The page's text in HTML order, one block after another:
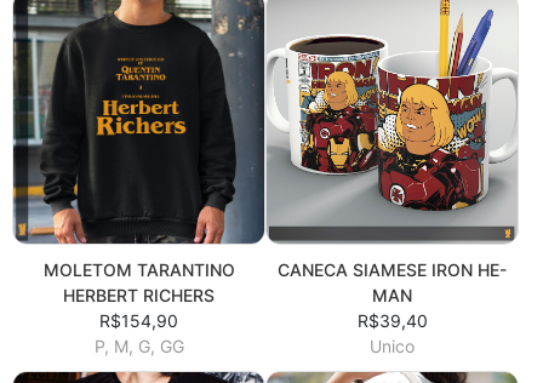
MOLETOM TARANTINO
HERBERT RICHERS
R$154,90
P, M, G, GG
CANECA SIAMESE IRON HE-
MAN
R$39,40
Unico